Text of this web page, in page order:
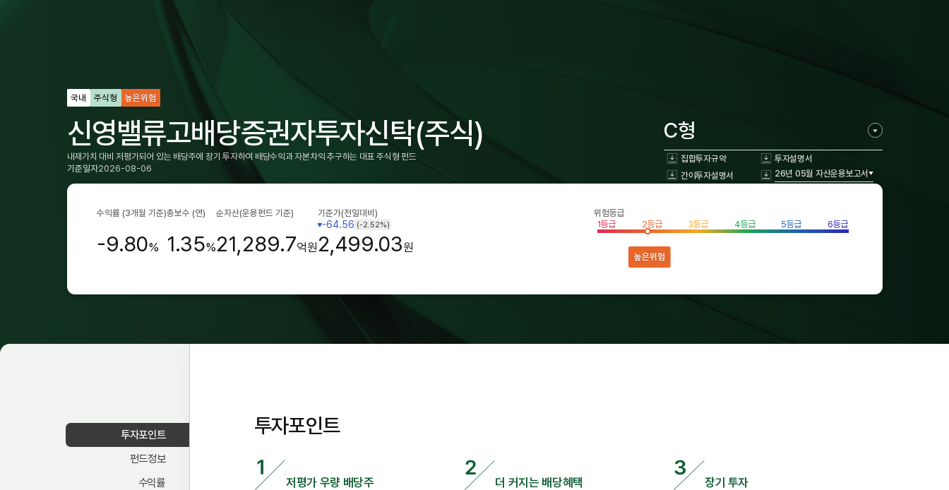
국내 주식형 높은위험
신영밸류고배당증권자투자신탁(주식) C형
내재가치 대비 저평가되어 있는 배당주에 장기 투자하여 배당수익과 자본차익 추구하는 대표 주식형 펀드
기준일자2026-08-06
집합투자규약
투자설명서
간이투자설명서
26년 05월 자산운용보고서
수익률 (3개월 기준)
-9.80%
총보수 (연)
1.35%
순자산(운용펀드 기준)
21,289.7억원
기준가(전일대비)
-64.56 (-2.52%)
2,499.03원
위험등급
1등급
2등급 3등급 4등급 5등급 6등급
높은위험
투자포인트
펀드정보
수익률
투자포인트
저평가 우량 배당주 더 커지는 배당혜택 장기 투자